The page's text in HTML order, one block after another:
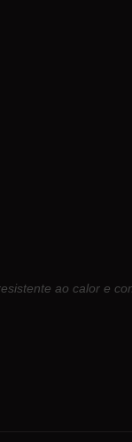
ao calor e